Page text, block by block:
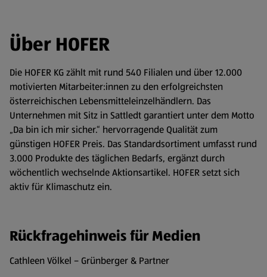
Über HOFER
Die HOFER KG zählt mit rund 540 Filialen und über 12.000
motivierten Mitarbeiter:innen zu den erfolgreichsten
österreichischen Lebensmitteleinzelhändlern. Das
Unternehmen mit Sitz in Sattledt garantiert unter dem Motto
„Da bin ich mir sicher.“ hervorragende Qualität zum
günstigen HOFER Preis. Das Standardsortiment umfasst rund
3.000 Produkte des täglichen Bedarfs, ergänzt durch
wöchentlich wechselnde Aktionsartikel. HOFER setzt sich
aktiv für Klimaschutz ein.
Rückfragehinweis für Medien
Cathleen Völkel – Grünberger & Partner